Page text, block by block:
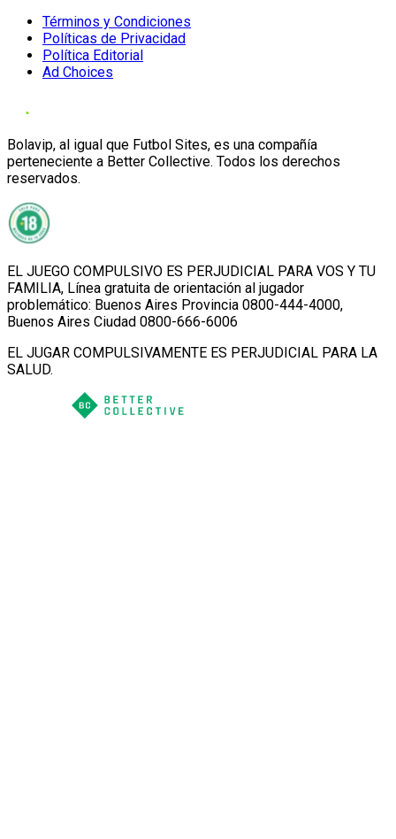
Términos y Condiciones
Políticas de Privacidad
Política Editorial
Ad Choices
Bolavip, al igual que Futbol Sites, es una compañía
perteneciente a Better Collective. Todos los derechos
reservados.
EL JUEGO COMPULSIVO ES PERJUDICIAL PARA VOS Y TU
FAMILIA, Línea gratuita de orientación al jugador
problemático: Buenos Aires Provincia 0800-444-4000,
Buenos Aires Ciudad 0800-666-6006
EL JUGAR COMPULSIVAMENTE ES PERJUDICIAL PARA LA
SALUD.